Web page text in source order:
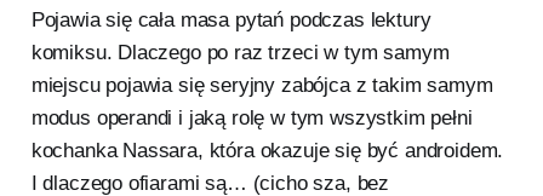
Pojawia się cała masa pytań podczas lektury
komiksu. Dlaczego po raz trzeci w tym samym
miejscu pojawia się seryjny zabójca z takim samym
modus operandi i jaką rolę w tym wszystkim pełni
kochanka Nassara, która okazuje się być androidem.
I dlaczego ofiarami są… (cicho sza, bez